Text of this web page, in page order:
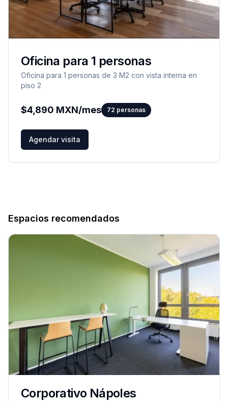
Oficina para 1 personas
Oficina para 1 personas de 3 M2 con vista interna en
piso 2
$4,890 MXN/mes 72 personas
Agendar visita
Espacios recomendados
Corporativo Nápoles